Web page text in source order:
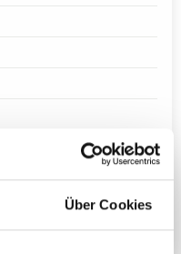
Über Cookies